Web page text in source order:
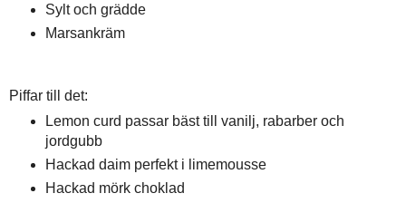
Sylt och grädde
Marsankräm
Piffar till det:
Lemon curd passar bäst till vanilj, rabarber och
jordgubb
Hackad daim perfekt i limemousse
Hackad mörk choklad